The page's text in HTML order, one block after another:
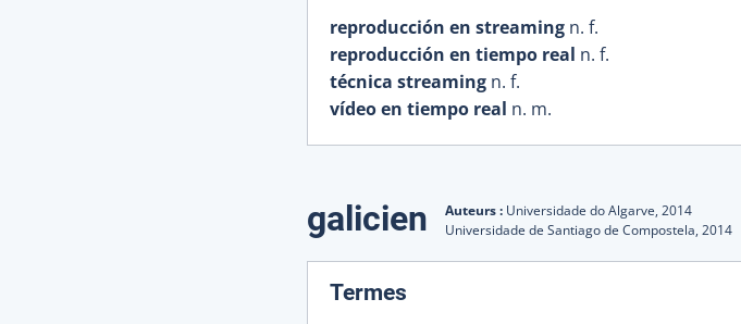
reproducción en streaming n. f.
reproducción en tiempo real n. f.
técnica streaming n. f.
vídeo en tiempo real n. m.
galicien Auteurs : Universidade do Algarve, 2014
Universidade de Santiago de Compostela, 2014
Termes